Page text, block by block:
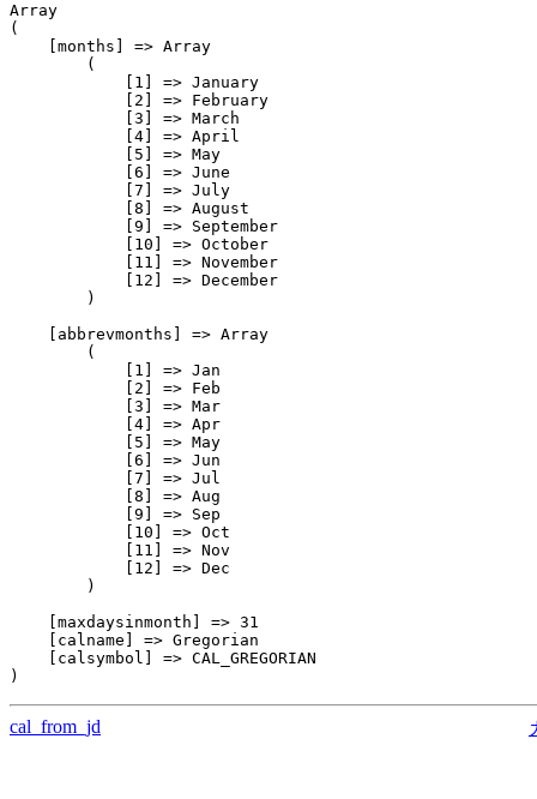
Array
(
    [months] => Array
        (
            [1] => January
            [2] => February
            [3] => March
            [4] => April
            [5] => May
            [6] => June
            [7] => July
            [8] => August
            [9] => September
            [10] => October
            [11] => November
            [12] => December
        )
    [abbrevmonths] => Array
        (
            [1] => Jan
            [2] => Feb
            [3] => Mar
            [4] => Apr
            [5] => May
            [6] => Jun
            [7] => Jul
            [8] => Aug
            [9] => Sep
            [10] => Oct
            [11] => Nov
            [12] => Dec
        )
    [maxdaysinmonth] => 31
    [calname] => Gregorian
    [calsymbol] => CAL_GREGORIAN
cal_from_jd